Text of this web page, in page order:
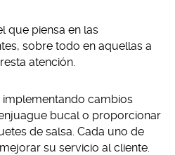
que piensa en las
sobre todo en aquellas a
atención.
implementando cambios
bucal o proporcionar
de salsa. Cada uno de
su servicio al cliente.